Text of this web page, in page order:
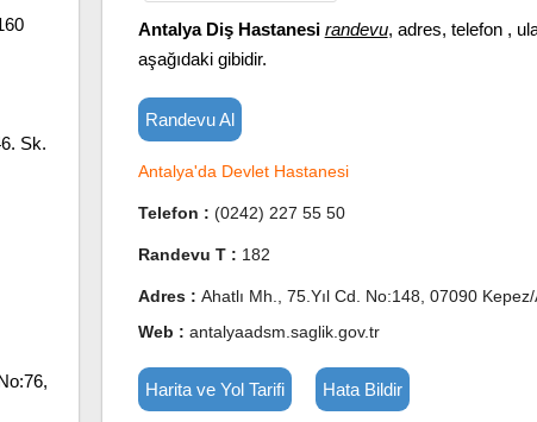
Antalya Diş Hastanesi randevu, adres, telefon ,
aşağıdaki gibidir.
Randevu Al
Antalya'da Devlet Hastanesi
Telefon : (0242) 227 55 50
Randevu T : 182
Adres : Ahatlı Mh., 75.Yıl Cd. No:148, 07090
Web : antalyaadsm.saglik.gov.tr
Harita ve Yol Tarifi Hata Bildir
Sk.